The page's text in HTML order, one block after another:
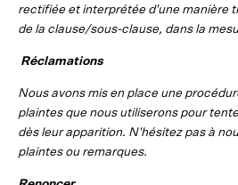
rectifiée et interprétée d'une manière
de la clause/sous-clause, dans la
Réclamations
Nous avons mis en place une
plaintes que nous utiliserons pour
dès leur apparition. N'hésitez pas à
plaintes ou remarques.